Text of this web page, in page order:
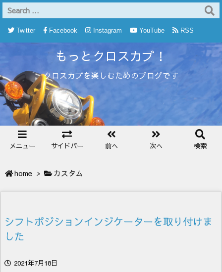
もっとクロスカブ！
クロスカブを楽しむためのブログです
メニュー サイドバー 前へ 次へ 検索
Twitter Facebook Instagram YouTube RSS
home > カスタム
シフトポジションインジケーターを取り付けま
した
2021年7月18日